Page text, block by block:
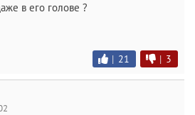
в его голове ?
| 21 | 3